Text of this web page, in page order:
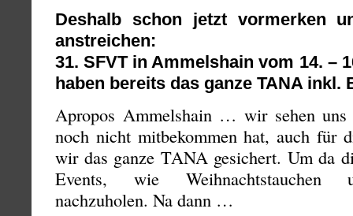
Deshalb schon jetzt vormerken
anstreichen:
31. SFVT in Ammelshain vom 14. –
haben bereits das ganze TANA inkl.
Apropos Ammelshain … wir sehen uns
noch nicht mitbekommen hat, auch für
wir das ganze TANA gesichert. Um da
Events, wie Weihnachtstauchen
nachzuholen. Na dann …